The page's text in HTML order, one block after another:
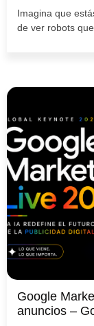
Imagina que
de ver robots
Google
anuncios –